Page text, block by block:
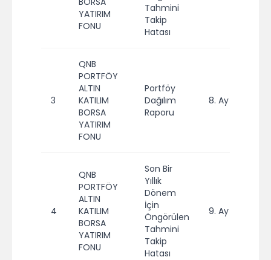
YATIRIM
FONU
Tahmini
Takip
Hatası
3
QNB
PORTFÖY
ALTIN
KATILIM
BORSA
YATIRIM
FONU
Portföy
Dağılım
Raporu
8. Ay
4
QNB
PORTFÖY
ALTIN
KATILIM
BORSA
YATIRIM
FONU
Son Bir
Yıllık
Dönem
İçin
Öngörülen
Tahmini
Takip
Hatası
9. Ay